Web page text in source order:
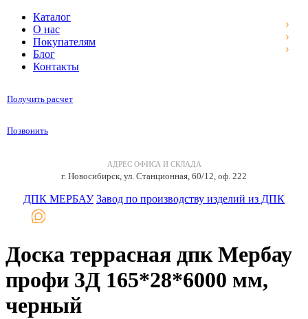
Каталог
О нас
Покупателям
Блог
Контакты
Получить расчет
Позвонить
АДРЕС ОФИСА И СКЛАДА
г. Новосибирск, ул. Станционная, 60/12, оф. 222
ДПК МЕРБАУ Завод по производству изделий из ДПК
Доска террасная дпк Мербау
профи 3Д 165*28*6000 мм,
черный